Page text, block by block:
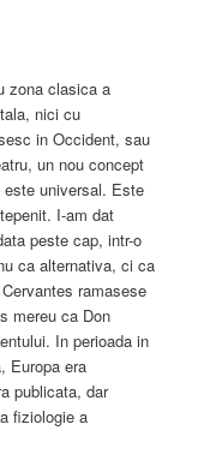
zona clasica a
nici cu
in Occident, sau
un nou concept
universal. Este
I-am dat
peste cap, intr-o
ca alternativa, ci ca
ramasese
mereu ca Don
In perioada in
Europa era
publicata, dar
fiziologie a